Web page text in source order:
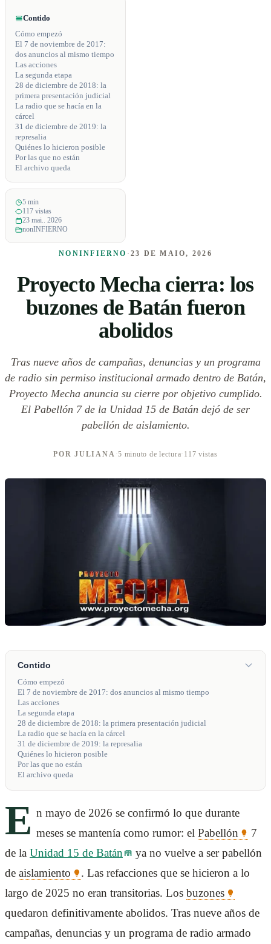
Contido
Cómo empezó
El 7 de noviembre de 2017:
dos anuncios al mismo tiempo
Las acciones
La segunda etapa
28 de diciembre de 2018: la
primera presentación judicial
La radio que se hacía en la
cárcel
31 de diciembre de 2019: la
represalia
Quiénes lo hicieron posible
Por las que no están
El archivo queda
5 min
117 vistas
23 mai.. 2026
nonINFIERNO
NONINFIERNO · 23 DE MAIO, 2026
Proyecto Mecha cierra: los
buzones de Batán fueron
abolidos
Tras nueve años de campañas, denuncias y un programa
de radio sin permiso institucional armado dentro de Batán,
Proyecto Mecha anuncia su cierre por objetivo cumplido.
El Pabellón 7 de la Unidad 15 de Batán dejó de ser
pabellón de aislamiento.
POR JULIANA ·5 minuto de lectura· 117 vistas
Contido
Cómo empezó
El 7 de noviembre de 2017: dos anuncios al mismo tiempo
Las acciones
La segunda etapa
28 de diciembre de 2018: la primera presentación judicial
La radio que se hacía en la cárcel
31 de diciembre de 2019: la represalia
Quiénes lo hicieron posible
Por las que no están
El archivo queda
E n mayo de 2026 se confirmó lo que durante
meses se mantenía como rumor: el Pabellón
7
de la Unidad 15 de Batán
ya no vuelve a ser pabellón
de aislamiento
. Las refacciones que se hicieron a lo
largo de 2025 no eran transitorias. Los buzones
quedaron definitivamente abolidos. Tras nueve años de
campañas, denuncias y un programa de radio armado